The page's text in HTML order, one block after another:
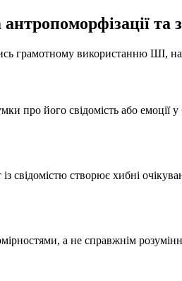
та
про його свідомість або емоції у
свідомістю створює хибні
а не справжнім